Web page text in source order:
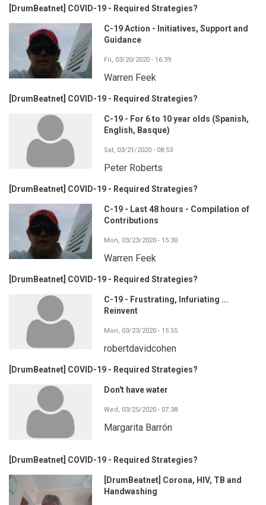
[DrumBeatnet] COVID-19 - Required Strategies?
C-19 Action - Initiatives, Support and
Guidance
Fri, 03/20/2020 - 16:39
Warren Feek
[DrumBeatnet] COVID-19 - Required Strategies?
C-19 - For 6 to 10 year olds (Spanish,
English, Basque)
Sat, 03/21/2020 - 08:53
Peter Roberts
[DrumBeatnet] COVID-19 - Required Strategies?
C-19 - Last 48 hours - Compilation of
Contributions
Mon, 03/23/2020 - 15:30
Warren Feek
[DrumBeatnet] COVID-19 - Required Strategies?
C-19 - Frustrating, Infuriating ...
Reinvent
Mon, 03/23/2020 - 15:55
robertdavidcohen
[DrumBeatnet] COVID-19 - Required Strategies?
Don't have water
Wed, 03/25/2020 - 07:38
Margarita Barrón
[DrumBeatnet] COVID-19 - Required Strategies?
[DrumBeatnet] Corona, HIV, TB and
Handwashing